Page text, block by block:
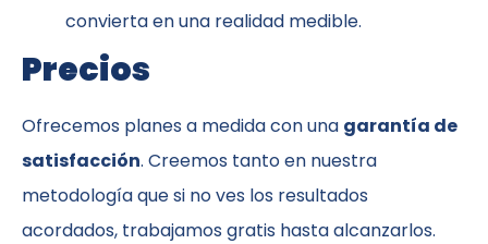
convierta en una realidad medible.
Precios
Ofrecemos planes a medida con una garantía de
satisfacción. Creemos tanto en nuestra
metodología que si no ves los resultados
acordados, trabajamos gratis hasta alcanzarlos.